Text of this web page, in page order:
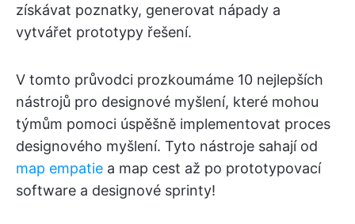
získávat poznatky, generovat nápady a
vytvářet prototypy řešení.
V tomto průvodci prozkoumáme 10 nejlepších
nástrojů pro designové myšlení, které mohou
týmům pomoci úspěšně implementovat proces
designového myšlení. Tyto nástroje sahají od
map empatie a map cest až po prototypovací
software a designové sprinty!